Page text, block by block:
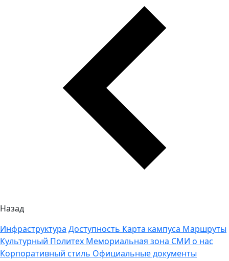
Назад
Инфраструктура Доступность Карта кампуса Маршруты
Культурный Политех Мемориальная зона СМИ о нас
Корпоративный стиль Официальные документы